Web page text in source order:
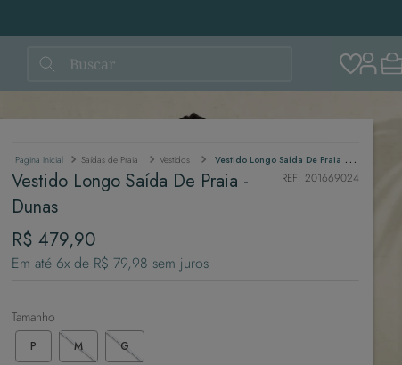
Buscar
Saídas de Praia Vestidos Vestido Longo Saída De Praia - Dunas
Vestido Longo Saída De Praia -
Dunas
R$ 479,90
Em até 6x de R$ 79,98 sem juros
REF: 201669024
Tamanho
P M G